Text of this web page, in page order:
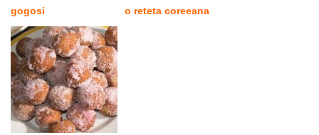
gogosi
o reteta coreeana